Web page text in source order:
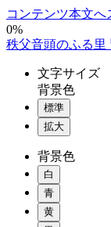
コンテンツ本文へ
0%
秩父音頭のふる里
文字サイズ
背景色
標準
拡大
背景色
白
青
黄